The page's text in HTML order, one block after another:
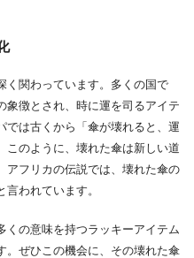
く関わっています。多くの国で
象徴とされ、時に運を司るアイテ
では古くから「傘が壊れると、運
このように、壊れた傘は新しい道
アフリカの伝説では、壊れた傘の
われています。
くの意味を持つラッキーアイテム
。ぜひこの機会に、その壊れた傘